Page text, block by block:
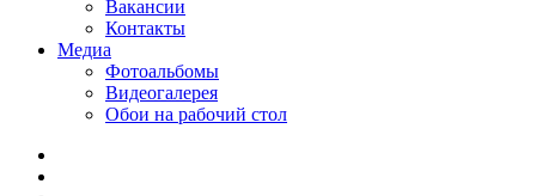
Вакансии
Контакты
Медиа
Фотоальбомы
Видеогалерея
Обои на рабочий стол